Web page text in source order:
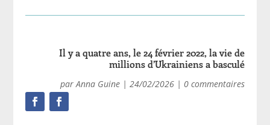
Il y a quatre ans, le 24 février 2022, la vie de
millions d’Ukrainiens a basculé
par Anna Guine| 24/02/2026| 0 commentaires